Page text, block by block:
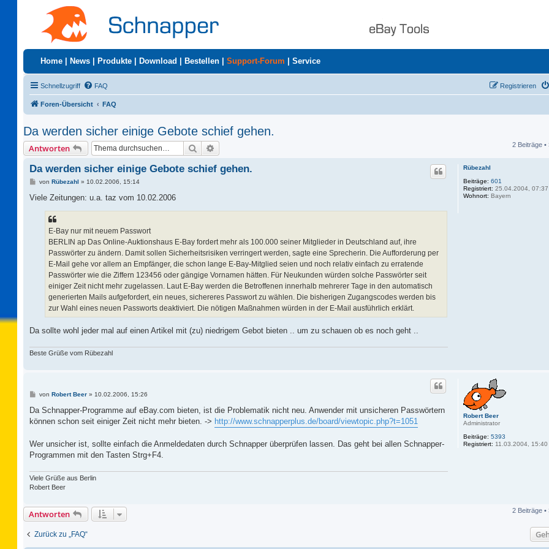
Home News Produkte Download Bestellen Support-Forum Service
Schnellzugriff FAQ Registrieren
Foren-Übersicht FAQ
Da werden sicher einige Gebote schief gehen.
Antworten Suche 2 Beiträge •
Rübezahl
Beiträge: 601
Registriert: 25.04.2004, 07:37
Wohnort: Bayern
Da werden sicher einige Gebote schief gehen.
B
i
von Rübezahl » 10.02.2006, 15:14
Viele Zeitungen: u.a. taz vom 10.02.2006
E-Bay nur mit neuem Passwort
BERLIN ap Das Online-Auktionshaus E-Bay fordert mehr als 100.000 seiner Mitglieder in Deutschland auf, ihre
Passwörter zu ändern. Damit sollen Sicherheitsrisiken verringert werden, sagte eine Sprecherin. Die Aufforderung per
E-Mail gehe vor allem an Empfänger, die schon lange E-Bay-Mitglied seien und noch relativ einfach zu erratende
Passwörter wie die Ziffern 123456 oder gängige Vornamen hätten. Für Neukunden würden solche Passwörter seit
einiger Zeit nicht mehr zugelassen. Laut E-Bay werden die Betroffenen innerhalb mehrerer Tage in den automatisch
generierten Mails aufgefordert, ein neues, sichereres Passwort zu wählen. Die bisherigen Zugangscodes werden bis
zur Wahl eines neuen Passworts deaktiviert. Die nötigen Maßnahmen würden in der E-Mail ausführlich erklärt.
Da sollte wohl jeder mal auf einen Artikel mit (zu) niedrigem Gebot bieten .. um zu schauen ob es noch geht ..
Beste Grüße vom Rübezahl
Robert Beer
Administrator
Beiträge: 5393
Registriert: 11.03.2004, 15:40
B
i
r
von Robert Beer» 10.02.2006, 15:26
Da Schnapper-Programme auf eBay.com bieten, ist die Problematik nicht neu. Anwender mit unsicheren Passwörtern
können schon seit einiger Zeit nicht mehr bieten. -> http://www.schnapperplus.de/board/viewtopic.php?t=1051
Wer unsicher ist, sollte einfach die Anmeldedaten durch Schnapper überprüfen lassen. Das geht bei allen Schnapper-
Programmen mit den Tasten Strg+F4.
Viele Grüße aus Berlin
Robert Beer
Antworten 2 Beiträge •
Zurück zu „FAQ“